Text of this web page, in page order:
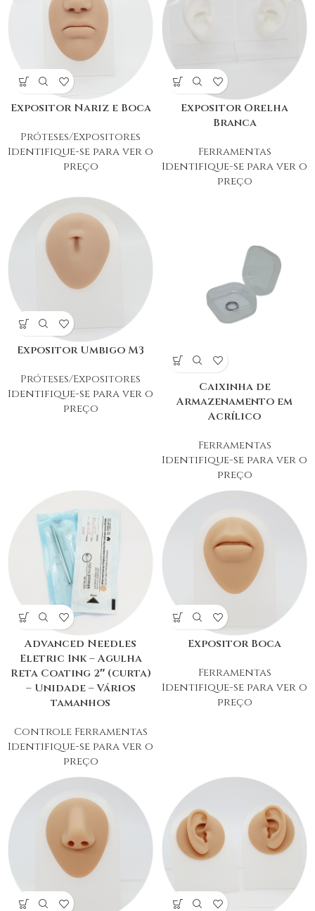
Expositor Nariz e Boca
Próteses/Expositores
Identifique-se para ver o
preço
Expositor Orelha
Branca
Ferramentas
Identifique-se para ver o
preço
Expositor Umbigo M3
Próteses/Expositores
Identifique-se para ver o
preço
Caixinha de
Armazenamento em
Acrílico
Ferramentas
Identifique-se para ver o
preço
Advanced Needles
Eletric Ink – Agulha
Reta Coating 2″ (curta)
– Unidade – Vários
tamanhos
Controle Ferramentas
Identifique-se para ver o
preço
Expositor Boca
Ferramentas
Identifique-se para ver o
preço